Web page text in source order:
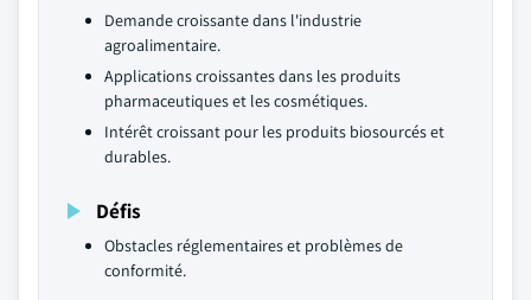
Demande croissante dans l'industrie
agroalimentaire.
Applications croissantes dans les produits
pharmaceutiques et les cosmétiques.
Intérêt croissant pour les produits biosourcés et
durables.
Défis
Obstacles réglementaires et problèmes de
conformité.